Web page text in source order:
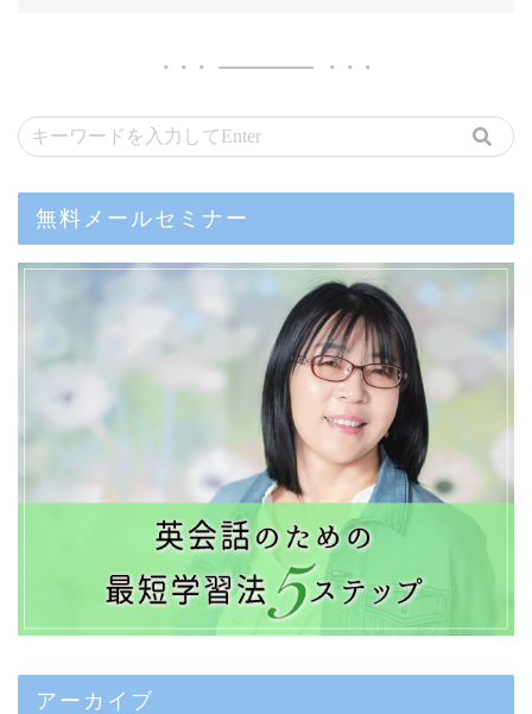
無料メールセミナー
アーカイブ